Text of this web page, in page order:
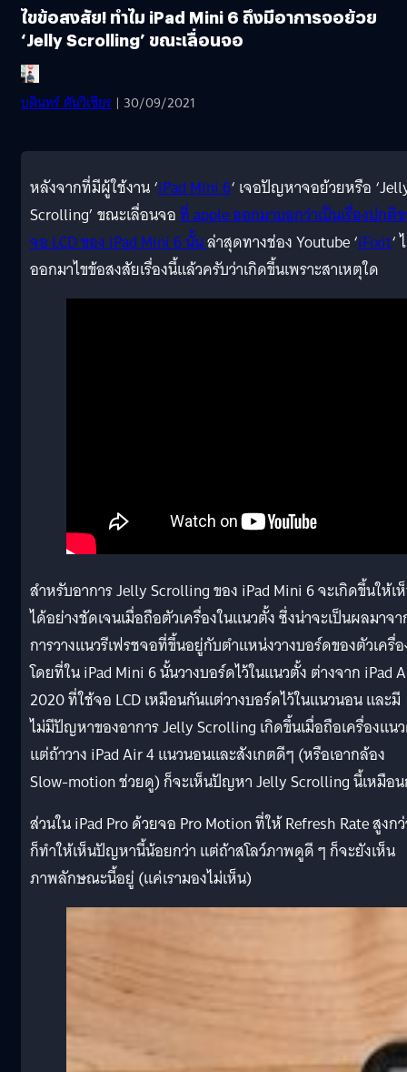
ไขข้อสงสัย! ทำไม iPad Mini 6 ถึงมีอาการจอย้วย
‘Jelly Scrolling’ ขณะเลื่อนจอ
บดินทร์ ตันวิเชียร | 30/09/2021
หลังจากที่มีผู้ใช้งาน ‘iPad Mini 6‘ เจอปัญหาจอย้วยหรือ
Scrolling’ ขณะเลื่อนจอที่ apple ออกมาบอกว่าเป็นเรื่องปกติ
จอ LCD ของ iPad Mini 6 นั้นล่าสุดทางช่อง Youtube ‘iFixit‘
ออกมาไขข้อสงสัยเรื่องนี้แล้วครับว่าเกิดขึ้นเพราะสาเหตุใด
สำหรับอาการ Jelly Scrolling ของ iPad Mini 6 จะเกิดขึ้นให้เ
ได้อย่างชัดเจนเมื่อถือตัวเครื่องในแนวตั้ง ซึ่งน่าจะเป็นผลมาจ
การวางแนวรีเฟรชจอที่ขึ้นอยู่กับตำแหน่งวางบอร์ดของตัวเครื่
โดยที่ใน iPad Mini 6 นั้นวางบอร์ดไว้ในแนวตั้ง ต่างจาก iPad
2020 ที่ใช้จอ LCD เหมือนกันแต่วางบอร์ดไว้ในแนวนอน และมี
ไม่มีปัญหาของอาการ Jelly Scrolling เกิดขึ้นเมื่อถือเครื่องแน
แต่ถ้าวาง iPad Air 4 แนวนอนและสังเกตดีๆ (หรือเอากล้อง
Slow-motion ช่วยดู) ก็จะเห็นปัญหา Jelly Scrolling นี้เหมือ
ส่วนใน iPad Pro ด้วยจอ Pro Motion ที่ให้ Refresh Rate สูงก
ก็ทำให้เห็นปัญหานี้น้อยกว่า แต่ถ้าสโลว์ภาพดูดี ๆ ก็จะยังเห็น
ภาพลักษณะนี้อยู่ (แค่เรามองไม่เห็น)